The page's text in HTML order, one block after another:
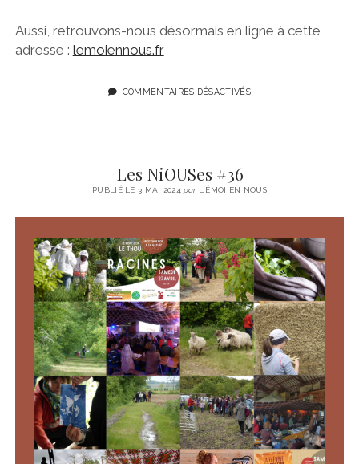
Aussi, retrouvons-nous désormais en ligne à cette
adresse : lemoiennous.fr
COMMENTAIRES DÉSACTIVÉS
Les NiOUSes #36
PUBLIÉ LE 3 MAI 2024parL'ÉMOI EN NOUS